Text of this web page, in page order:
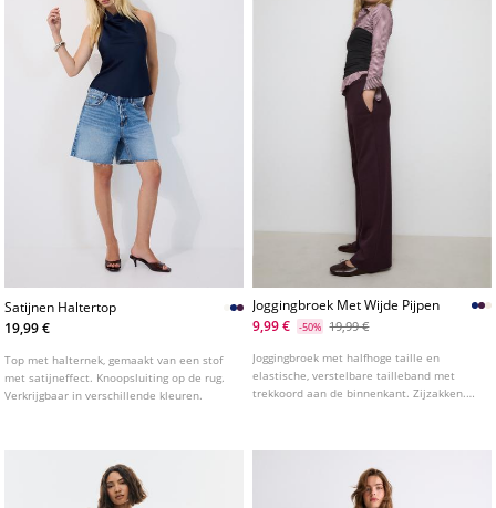
Satijnen Haltertop
19,99 €
Top met halternek, gemaakt van een stof
met satijneffect. Knoopsluiting op de rug.
Verkrijgbaar in verschillende kleuren.
Joggingbroek Met Wijde Pijpen
9,99 €
-50% 19,99 €
Joggingbroek met halfhoge taille en
elastische, verstelbare tailleband met
trekkoord aan de binnenkant. Zijzakken.